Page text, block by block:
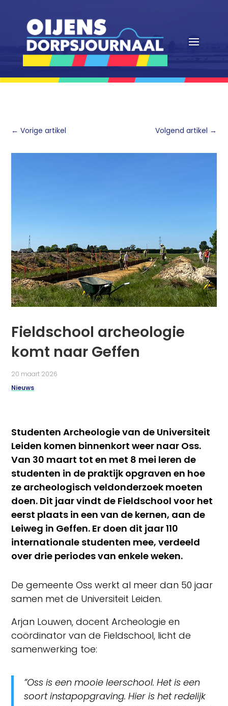
←Vorige artikel Volgend artikel →
Fieldschool archeologie
komt naar Geffen
20 maart 2026
Nieuws
Studenten Archeologie van de Universiteit
Leiden komen binnenkort weer naar Oss.
Van 30 maart tot en met 8 mei leren de
studenten in de praktijk opgraven en hoe
ze archeologisch veldonderzoek moeten
doen. Dit jaar vindt de Fieldschool voor het
eerst plaats in een van de kernen, aan de
Leiweg in Geffen. Er doen dit jaar 110
internationale studenten mee, verdeeld
over drie periodes van enkele weken.
De gemeente Oss werkt al meer dan 50 jaar
samen met de Universiteit Leiden.
Arjan Louwen, docent Archeologie en
coördinator van de Fieldschool, licht de
samenwerking toe:
”Oss is een mooie leerschool. Het is een
soort instapopgraving. Hier is het redelijk